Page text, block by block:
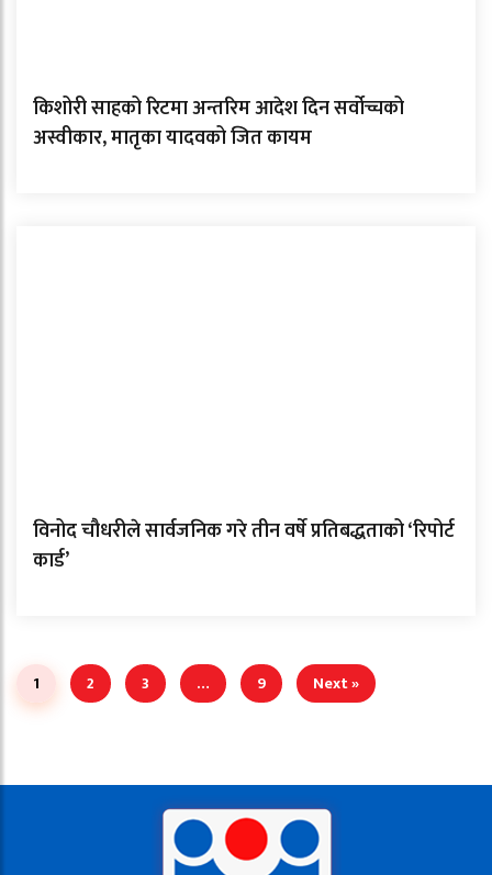
किशोरी साहको रिटमा अन्तरिम आदेश दिन सर्वोच्चको
अस्वीकार, मातृका यादवको जित कायम
विनोद चौधरीले सार्वजनिक गरे तीन वर्षे प्रतिबद्धताको ‘रिपोर्ट
कार्ड’
1 2 3 … 9 Next »